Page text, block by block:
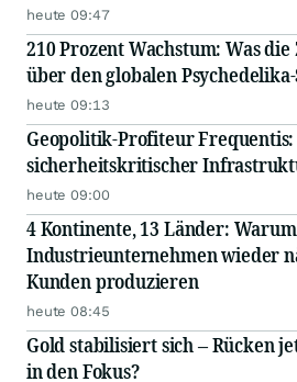
heute 09:47
210 Prozent Wachstum: Was
über den globalen
heute 09:13
Geopolitik-Profiteur Frequentis:
sicherheitskritischer
heute 09:00
4 Kontinente, 13 Länder: Warum
Industrieunternehmen wieder
Kunden produzieren
heute 08:45
Gold stabilisiert sich – Rücken
in den Fokus?